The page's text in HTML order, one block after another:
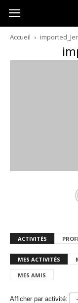
Australia-
australie.com
Accueil
ACTIVITÉS
MES ACTIVITÉS
MES AMIS
Afficher par activité: